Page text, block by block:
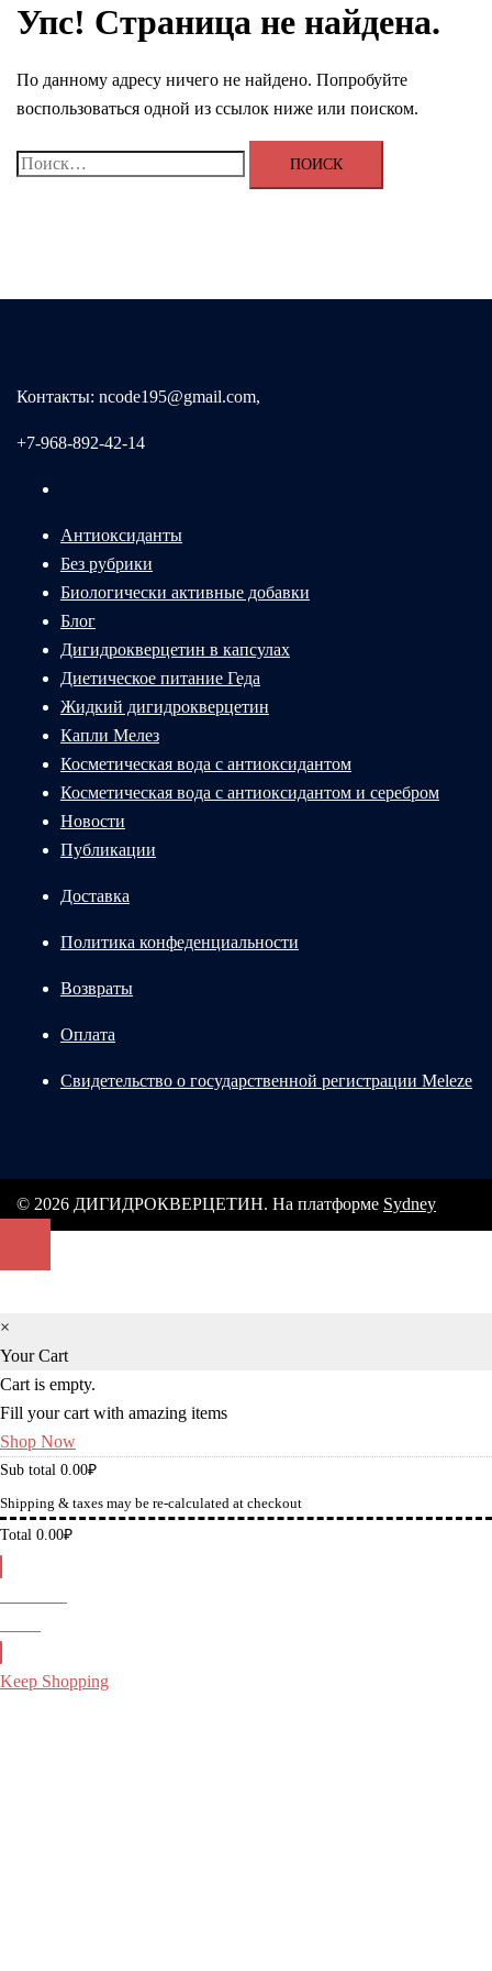
Упс! Страница не найдена.
По данному адресу ничего не найдено. Попробуйте
воспользоваться одной из ссылок ниже или поиском.
Найти:
Контакты: ncode195@gmail.com,
+7-968-892-42-14
Антиоксиданты
Без рубрики
Биологически активные добавки
Блог
Дигидрокверцетин в капсулах
Диетическое питание Геда
Жидкий дигидрокверцетин
Капли Мелез
Косметическая вода с антиоксидантом
Косметическая вода с антиоксидантом и серебром
Новости
Публикации
Доставка
Политика конфеденциальности
Возвраты
Оплата
Свидетельство о государственной регистрации Meleze
© 2026 ДИГИДРОКВЕРЦЕТИН. На платформе Sydney
×
Your Cart
Cart is empty.
Fill your cart with amazing items
Shop Now
Sub total 0.00₽
Shipping & taxes may be re-calculated at checkout
Total 0.00₽
Keep Shopping